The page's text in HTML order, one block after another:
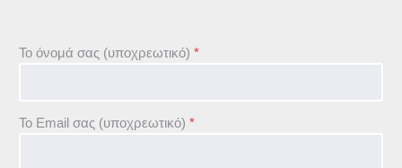
Το όνομά σας (υποχρεωτικό) *
Το Email σας (υποχρεωτικό) *